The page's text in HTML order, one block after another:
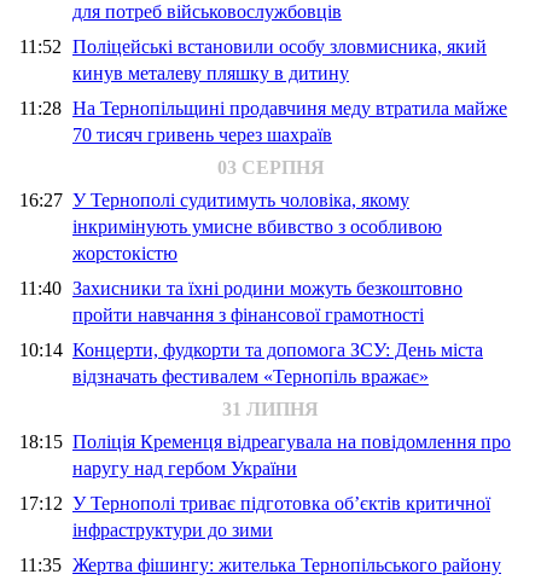
для потреб військовослужбовців
11:52 Поліцейські встановили особу зловмисника, який
кинув металеву пляшку в дитину
11:28 На Тернопільщині продавчиня меду втратила майже
70 тисяч гривень через шахраїв
03 СЕРПНЯ
16:27 У Тернополі судитимуть чоловіка, якому
інкримінують умисне вбивство з особливою
жорстокістю
11:40 Захисники та їхні родини можуть безкоштовно
пройти навчання з фінансової грамотності
10:14 Концерти, фудкорти та допомога ЗСУ: День міста
відзначать фестивалем «Тернопіль вражає»
31 ЛИПНЯ
18:15 Поліція Кременця відреагувала на повідомлення про
наругу над гербом України
17:12 У Тернополі триває підготовка об’єктів критичної
інфраструктури до зими
11:35 Жертва фішингу: жителька Тернопільського району